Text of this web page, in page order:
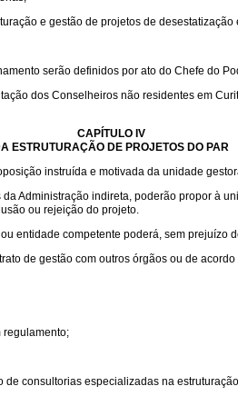
e gestão de projetos de desestatização
serão definidos por ato do Chefe do
dos Conselheiros não residentes em
CAPÍTULO IV
ESTRUTURAÇÃO DE PROJETOS DO PAR
instruída e motivada da unidade
Administração indireta, poderão propor à
ou rejeição do projeto.
entidade competente poderá, sem prejuízo
de gestão com outros órgãos ou de
regulamento;
consultorias especializadas na